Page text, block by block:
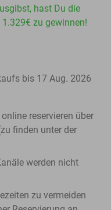
hast Du die
1.329€ zu gewinnen!
bis 17 Aug. 2026
online reservieren über
finden unter der
werden nicht
zu vermeiden